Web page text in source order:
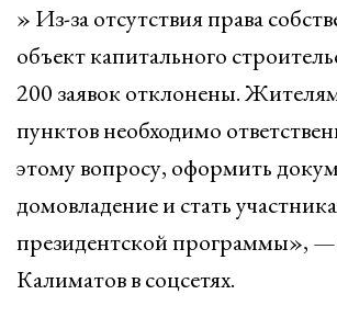
» Из-за отсутствия права
объект капитального
200 заявок отклонены.
пунктов необходимо
этому вопросу, оформить
домовладение и стать
президентской программы»,
Калиматов в соцсетях.